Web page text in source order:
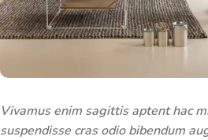
Vivamus enim sagittis aptent hac
suspendisse cras odio bibendum